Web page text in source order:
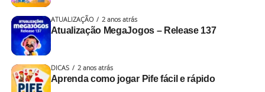
ATUALIZAÇÃO 2 anos atrás
Atualização MegaJogos – Release 137
DICAS 2 anos atrás
Aprenda como jogar Pife fácil e rápido